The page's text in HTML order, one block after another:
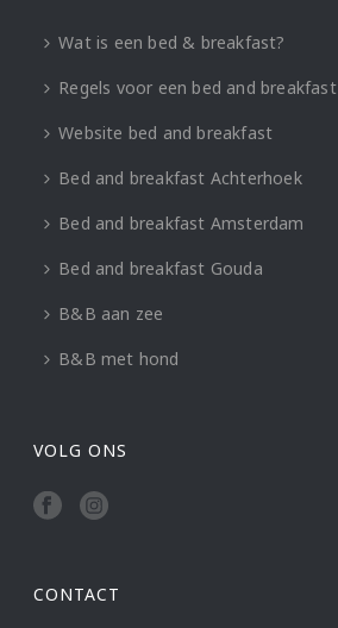
Wat is een bed & breakfast?
Regels voor een bed and breakfast
Website bed and breakfast
Bed and breakfast Achterhoek
Bed and breakfast Amsterdam
Bed and breakfast Gouda
B&B aan zee
B&B met hond
VOLG ONS
CONTACT